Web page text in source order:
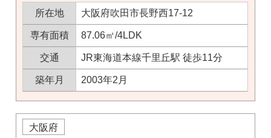
×
所在地 大阪府吹田市長野西17-12
専有面積 87.06㎡/4LDK
交通 JR東海道本線千里丘駅 徒歩11分
築年月 2003年2月
大阪府